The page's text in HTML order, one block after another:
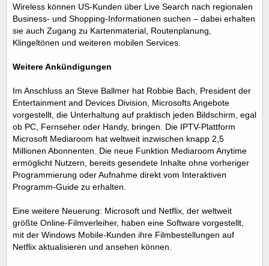
Wireless können US-Kunden über Live Search nach regionalen
Business- und Shopping-Informationen suchen – dabei erhalten
sie auch Zugang zu Kartenmaterial, Routenplanung,
Klingeltönen und weiteren mobilen Services.
Weitere Ankündigungen
Im Anschluss an Steve Ballmer hat Robbie Bach, President der
Entertainment and Devices Division, Microsofts Angebote
vorgestellt, die Unterhaltung auf praktisch jeden Bildschirm, egal
ob PC, Fernseher oder Handy, bringen. Die IPTV-Plattform
Microsoft Mediaroom hat weltweit inzwischen knapp 2,5
Millionen Abonnenten. Die neue Funktion Mediaroom Anytime
ermöglicht Nutzern, bereits gesendete Inhalte ohne vorheriger
Programmierung oder Aufnahme direkt vom Interaktiven
Programm-Guide zu erhalten.
Eine weitere Neuerung: Microsoft und Netflix, der weltweit
größte Online-Filmverleiher, haben eine Software vorgestellt,
mit der Windows Mobile-Kunden ihre Filmbestellungen auf
Netflix aktualisieren und ansehen können.